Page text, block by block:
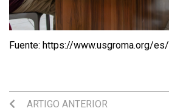
Fuente: https://www.usgroma.org/es/
ARTIGO ANTERIOR